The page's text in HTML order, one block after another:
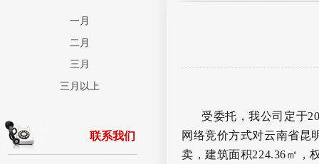
联系我们
受委托，我公司定于
网络竞价方式对云南省昆
卖，建筑面积224.36㎡，
一月
二月
三月
三月以上